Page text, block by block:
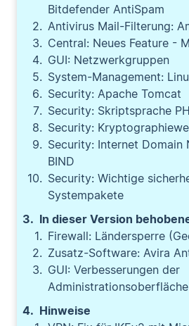
Bitdefender AntiSpam
Antivirus Mail-Filterung:
Central: Neues Feature -
GUI: Netzwerkgruppen
System-Management:
Security: Apache Tomcat
Security: Skriptsprache
Security:
Security: Internet Domain
BIND
Security: Wichtige
Systempakete
In dieser Version
Firewall: Ländersperre
Zusatz-Software: Avira
GUI: Verbesserungen der
Administrationsoberfläche
Hinweise